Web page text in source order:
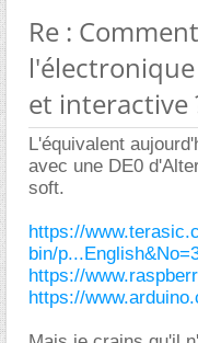
Re :
et interactive
L'équivalent
avec une DE0
soft.
https://
bin/
https://
https://